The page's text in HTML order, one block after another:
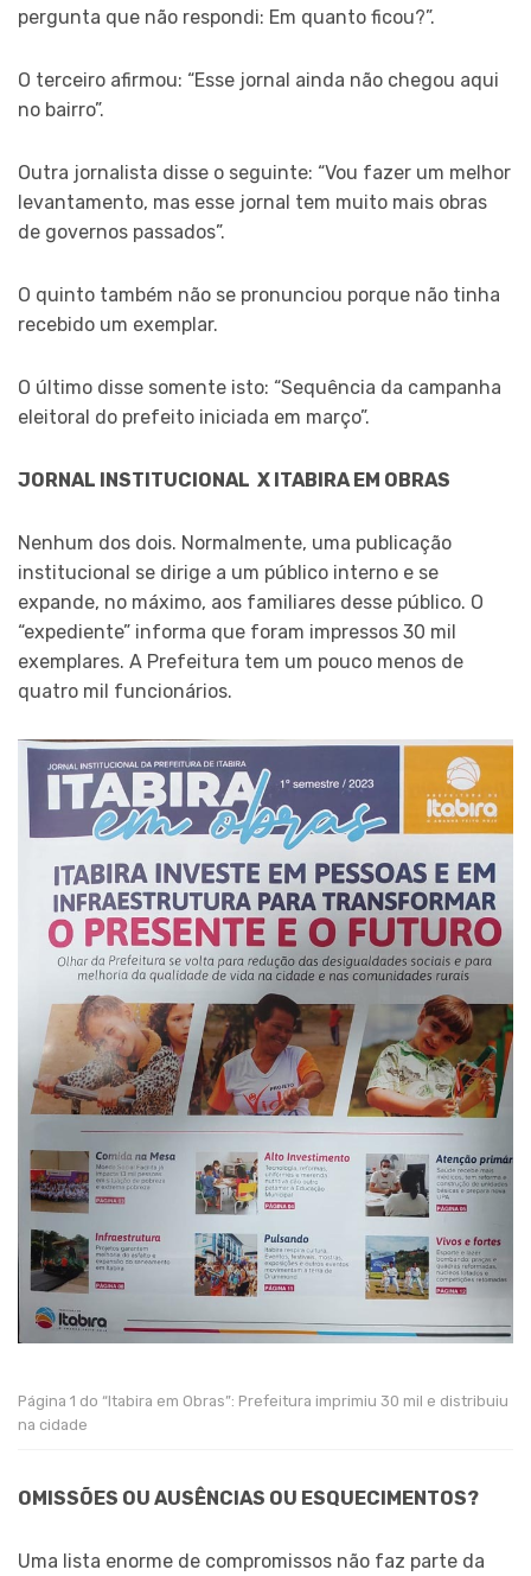
pergunta que não respondi: Em quanto ficou?”.
O terceiro afirmou: “Esse jornal ainda não chegou aqui
no bairro”.
Outra jornalista disse o seguinte: “Vou fazer um melhor
levantamento, mas esse jornal tem muito mais obras
de governos passados”.
O quinto também não se pronunciou porque não tinha
recebido um exemplar.
O último disse somente isto: “Sequência da campanha
eleitoral do prefeito iniciada em março”.
JORNAL INSTITUCIONAL X ITABIRA EM OBRAS
Nenhum dos dois. Normalmente, uma publicação
institucional se dirige a um público interno e se
expande, no máximo, aos familiares desse público. O
“expediente” informa que foram impressos 30 mil
exemplares. A Prefeitura tem um pouco menos de
quatro mil funcionários.
Página 1 do “Itabira em Obras”: Prefeitura imprimiu 30 mil e distribuiu
na cidade
OMISSÕES OU AUSÊNCIAS OU ESQUECIMENTOS?
Uma lista enorme de compromissos não faz parte da